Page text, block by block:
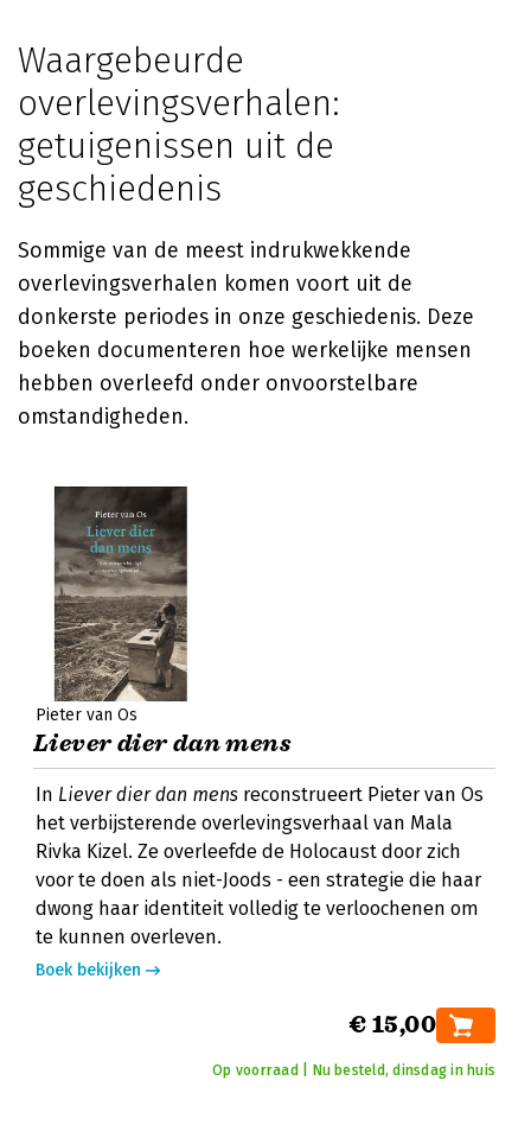
Waargebeurde
overlevingsverhalen:
getuigenissen uit de
geschiedenis
Sommige van de meest indrukwekkende
overlevingsverhalen komen voort uit de
donkerste periodes in onze geschiedenis. Deze
boeken documenteren hoe werkelijke mensen
hebben overleefd onder onvoorstelbare
omstandigheden.
Pieter van Os
Liever dier dan mens
In Liever dier dan mens reconstrueert Pieter van Os
het verbijsterende overlevingsverhaal van Mala
Rivka Kizel. Ze overleefde de Holocaust door zich
voor te doen als niet-Joods - een strategie die haar
dwong haar identiteit volledig te verloochenen om
te kunnen overleven.
Boek bekijken
€ 15,00
Op voorraad | Nu besteld, dinsdag in huis